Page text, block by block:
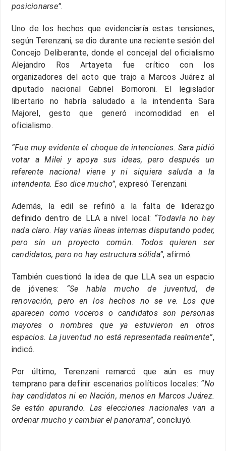
posicionarse”.
Uno de los hechos que evidenciaría estas tensiones,
según Terenzani, se dio durante una reciente sesión del
Concejo Deliberante, donde el concejal del oficialismo
Alejandro Ros Artayeta fue crítico con los
organizadores del acto que trajo a Marcos Juárez al
diputado nacional Gabriel Bornoroni. El legislador
libertario no habría saludado a la intendenta Sara
Majorel, gesto que generó incomodidad en el
oficialismo.
“Fue muy evidente el choque de intenciones. Sara pidió
votar a Milei y apoya sus ideas, pero después un
referente nacional viene y ni siquiera saluda a la
intendenta. Eso dice mucho”, expresó Terenzani.
Además, la edil se refirió a la falta de liderazgo
definido dentro de LLA a nivel local: “Todavía no hay
nada claro. Hay varias líneas internas disputando poder,
pero sin un proyecto común. Todos quieren ser
candidatos, pero no hay estructura sólida”, afirmó.
También cuestionó la idea de que LLA sea un espacio
de jóvenes: “Se habla mucho de juventud, de
renovación, pero en los hechos no se ve. Los que
aparecen como voceros o candidatos son personas
mayores o nombres que ya estuvieron en otros
espacios. La juventud no está representada realmente”,
indicó.
Por último, Terenzani remarcó que aún es muy
temprano para definir escenarios políticos locales: “No
hay candidatos ni en Nación, menos en Marcos Juárez.
Se están apurando. Las elecciones nacionales van a
ordenar mucho y cambiar el panorama”, concluyó.